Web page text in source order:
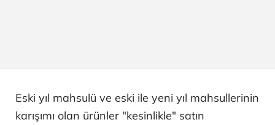
Eski yıl mahsulü ve eski ile yeni yıl mahsullerinin
karışımı olan ürünler "kesinlikle" satın